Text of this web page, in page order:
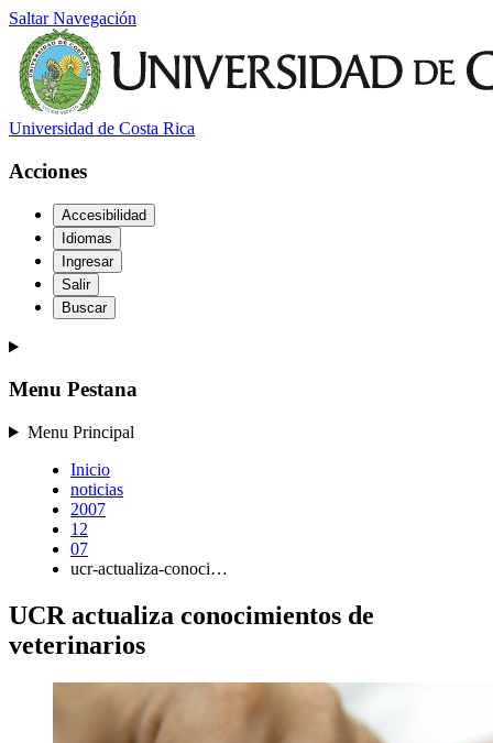
Saltar Navegación
Universidad de Costa Rica
Acciones
Accesibilidad
Idiomas
Ingresar
Salir
Buscar
Menu Pestana
Menu Principal
Inicio
noticias
2007
12
07
ucr-actualiza-conoci…
UCR actualiza conocimientos de
veterinarios